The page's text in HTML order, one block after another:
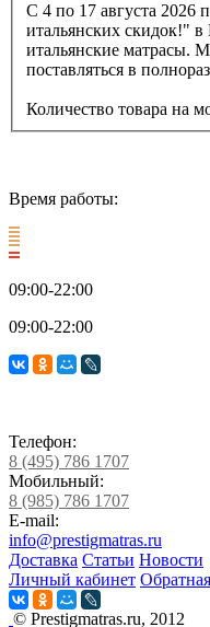
С 4 по 17 августа 2026
итальянских скидок!"
итальянские матрасы.
поставляться в
Количество товара на
Время работы:
09:00-22:00
09:00-22:00
Телефон:
8 (495) 786 1707
Мобильный:
8 (985) 786 1707
E-mail:
info@prestigmatras.ru
Доставка Статьи Новости
Личный кабинет
© Prestigmatras.ru, 2012